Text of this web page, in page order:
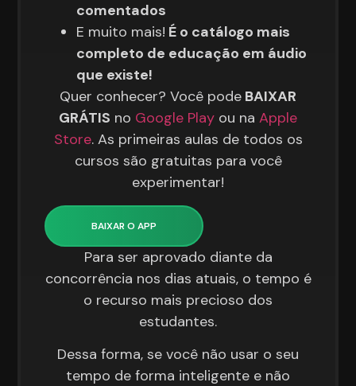
comentados
E muito mais! É o catálogo mais
completo de educação em áudio
que existe!
Quer conhecer? Você pode BAIXAR
GRÁTIS no Google Play ou na Apple
Store. As primeiras aulas de todos os
cursos são gratuitas para você
experimentar!
BAIXAR O APP
Para ser aprovado diante da
concorrência nos dias atuais, o tempo é
o recurso mais precioso dos
estudantes.
Dessa forma, se você não usar o seu
tempo de forma inteligente e não